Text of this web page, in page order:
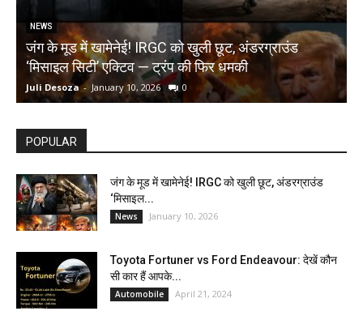
NEWS
जंग के मूड में खामेनेई! IRGC को खुली छूट, अंडरग्राउंड
‘मिसाइल सिटी’ एक्टिव — ट्रंप की फिर धमकी
Juli Desoza - January 10, 2026 0
POPULAR
जंग के मूड में खामेनेई! IRGC को खुली छूट, अंडरग्राउंड
‘मिसाइल...
News January 10, 2026
Toyota Fortuner vs Ford Endeavour: देखें कौन
सी कार हैं आपके...
Automobile April 21, 2024